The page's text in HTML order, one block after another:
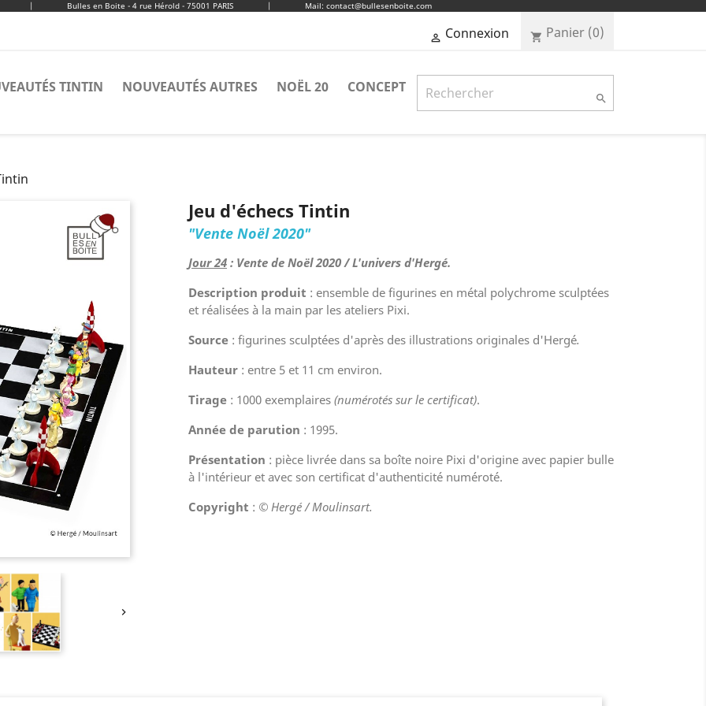
| Bulles en Boite - 4 rue Hérold - 75001 PARIS | Mail: contact@bullesenboite.com
 Connexion shopping_cart Panier (0)
TINTIN NOUVEAUTÉS AUTRES NOËL 20 CONCEPT


Jeu d'échecs Tintin
"Vente Noël 2020"
Jour 24 : Vente de Noël 2020 / L'univers d'Hergé.
Description produit : ensemble de figurines en métal polychrome sculptées
et réalisées à la main par les ateliers Pixi.
Source : figurines sculptées d'après des illustrations originales d'Hergé.
Hauteur : entre 5 et 11 cm environ.
Tirage : 1000 exemplaires (numérotés sur le certificat).
Année de parution : 1995.
Présentation : pièce livrée dans sa boîte noire Pixi d'origine avec papier bulle
à l'intérieur et avec son certificat d'authenticité numéroté.
Copyright : © Hergé / Moulinsart.